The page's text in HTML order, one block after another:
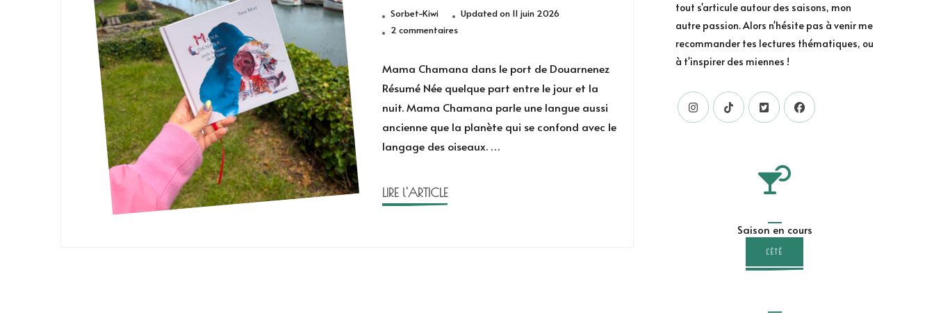
Sorbet-Kiwi Updated on 11 juin 2026
2 commentairessur
Chamana
la
langue
de
la
Mama Chamana dans le port de Douarnenez
Résumé Née quelque part entre le jour et la
nuit. Mama Chamana parle une langue aussi
ancienne que la planète qui se confond avec le
langage des oiseaux. …
LIRE l'ARTICLE
tout s'articule autour des saisons, mon
autre passion. Alors n'hésite pas à venir me
recommander tes lectures thématiques, ou
à t'inspirer des miennes !
Saison en cours
L'ÉTÉ